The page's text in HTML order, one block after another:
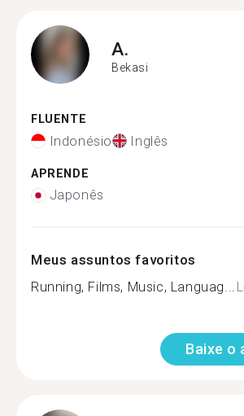
A.
Bekasi
FLUENTE
Indonésio Inglês
APRENDE
Japonês
Meus assuntos favoritos
Running, Films, Music, Languag...
Baixe o